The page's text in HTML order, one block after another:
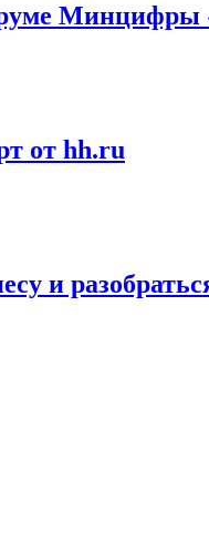
от hh.ru
и